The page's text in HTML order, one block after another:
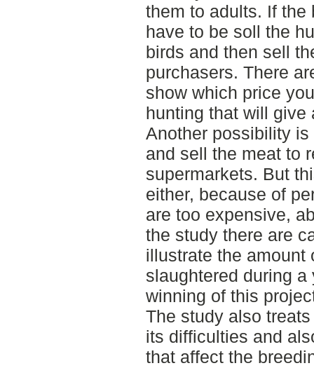
them to adults. If
have to be soll the
birds and then sell
purchasers. There
show which price
hunting that will give
Another possibility
and sell the meat to
supermarkets. But
either, because of
are too expensive,
the study there are
illustrate the amount
slaughtered during
winning of this
The study also
its difficulties and
that affect the